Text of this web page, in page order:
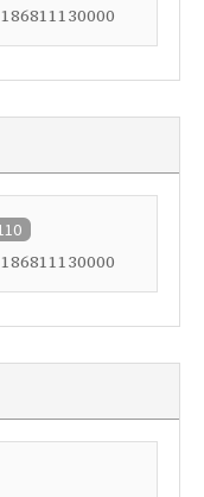
186811130000
186811130000